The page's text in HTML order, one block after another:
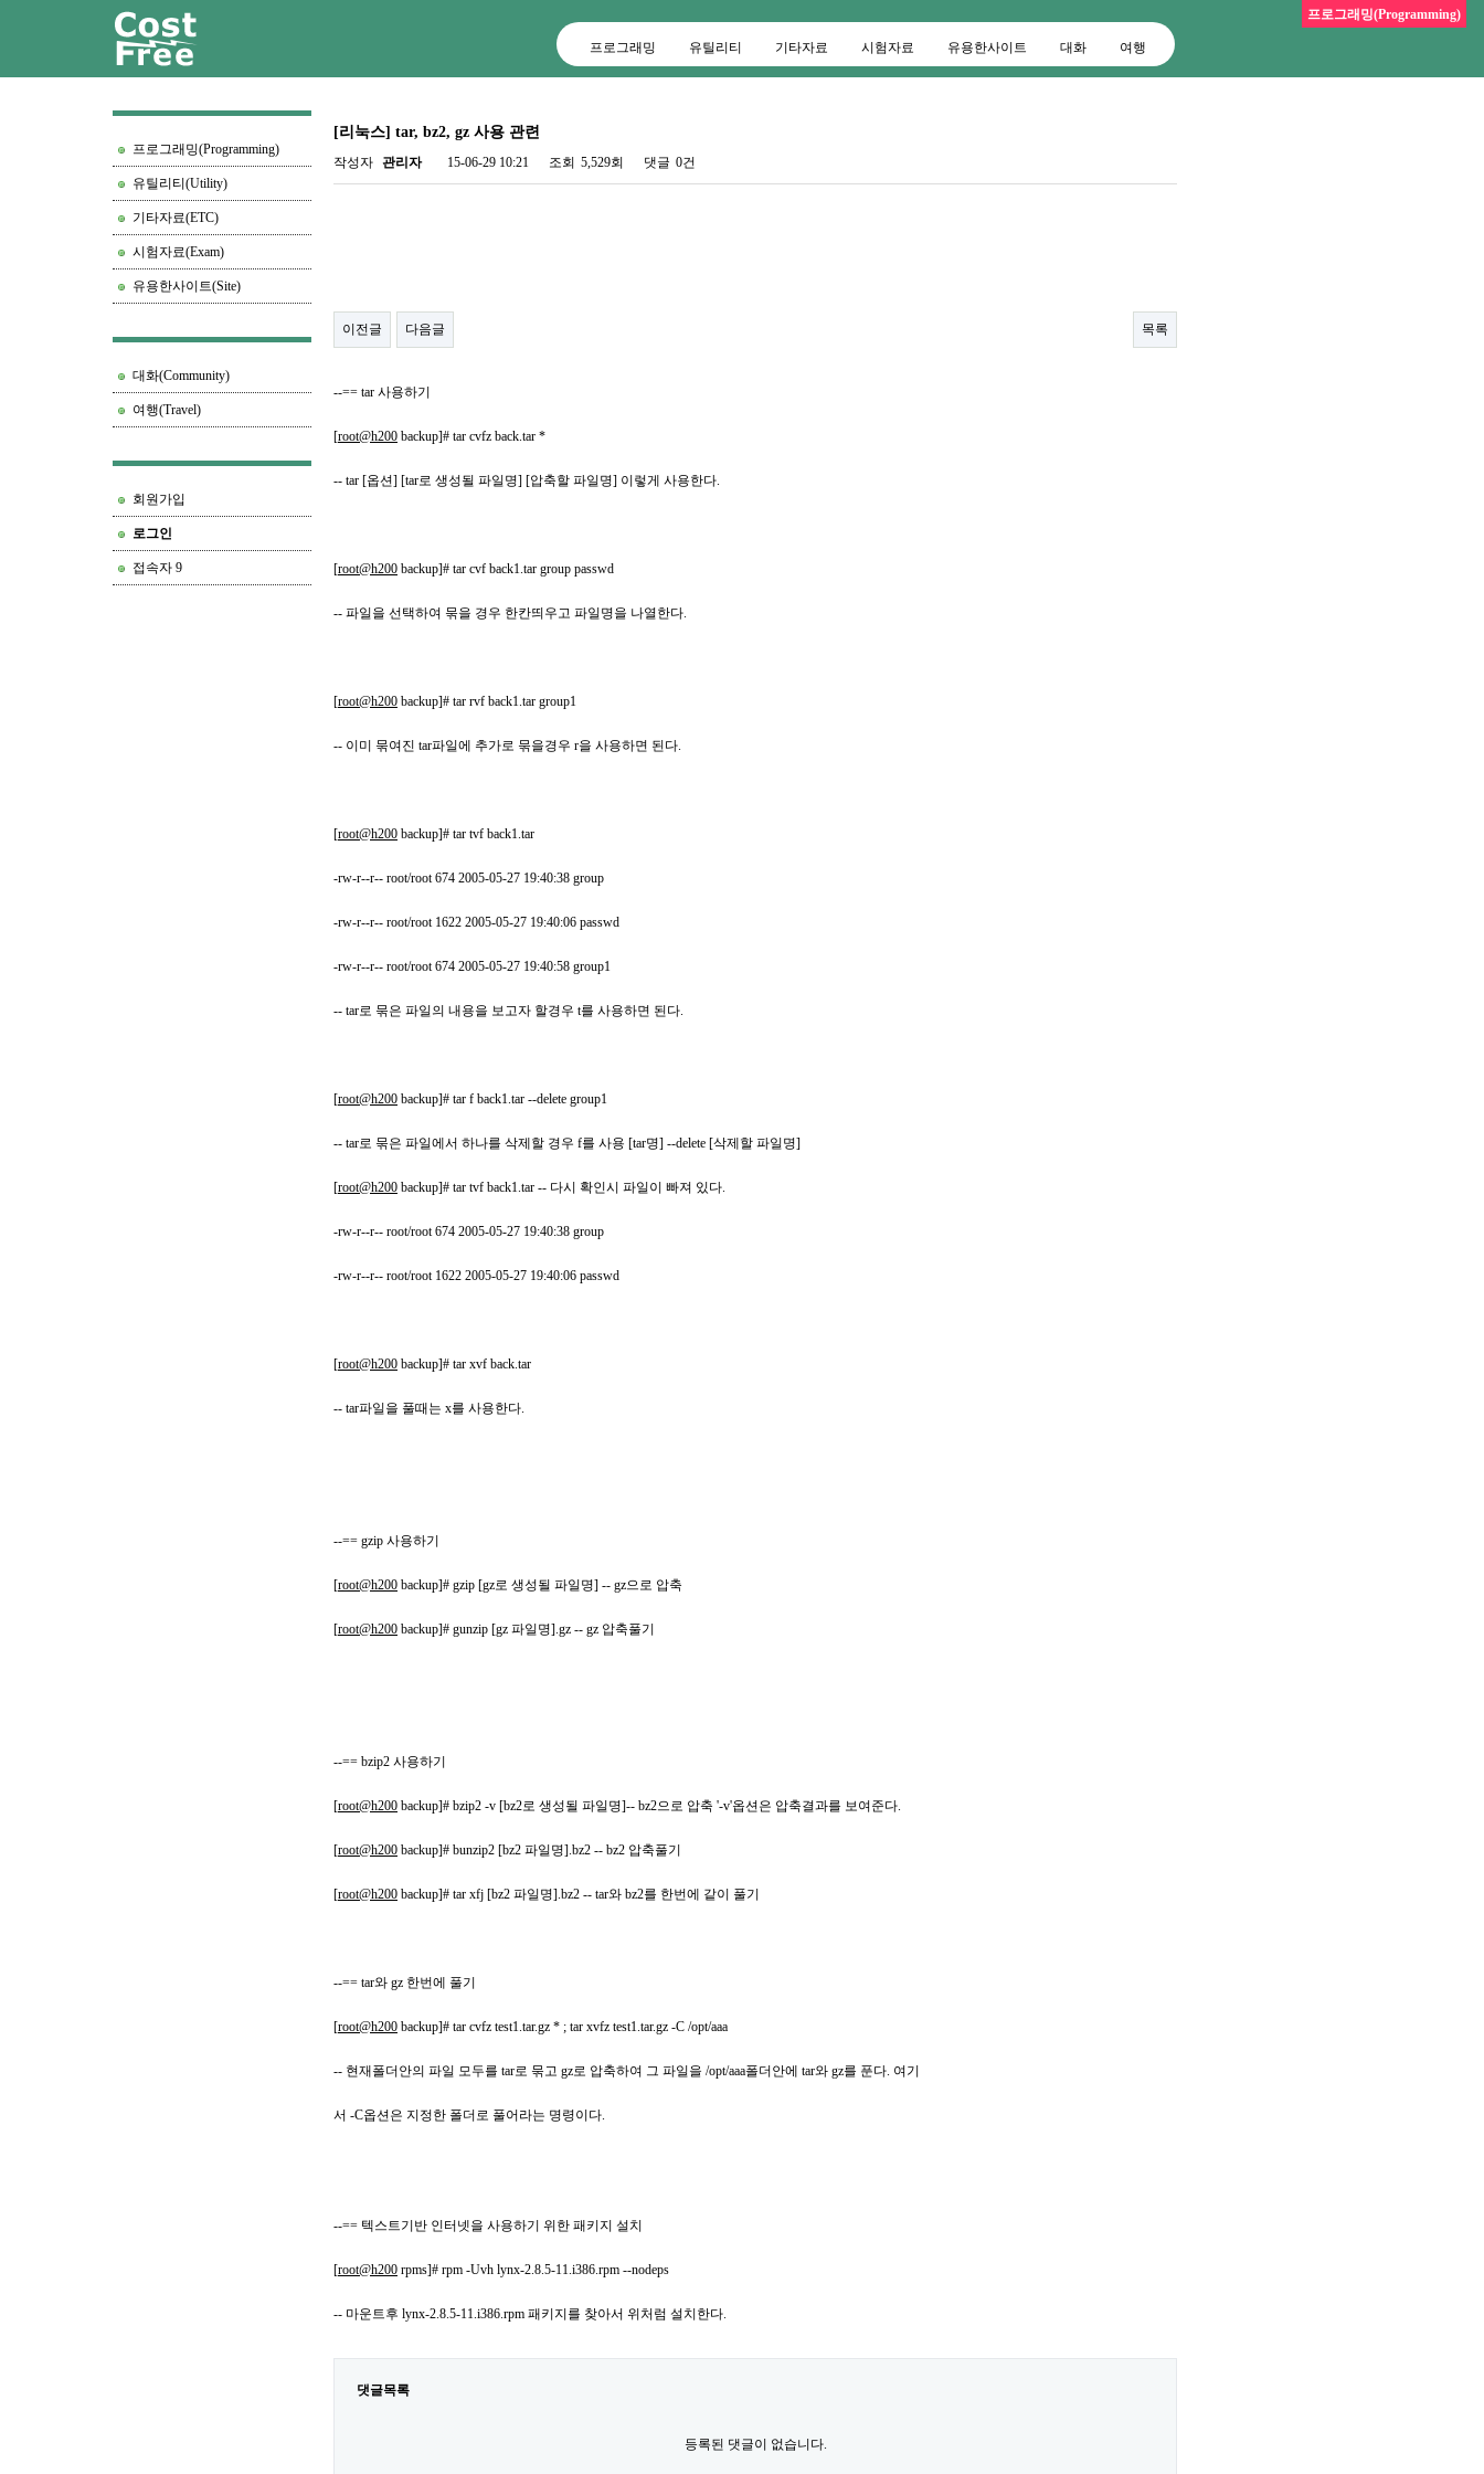
프로그래밍 유틸리티 기타자료 시험자료 유용한사이트 대화 여행
프로그래밍(Programming)
유틸리티(Utility)
기타자료(ETC)
시험자료(Exam)
유용한사이트(Site)
대화(Community)
여행(Travel)
회원가입
로그인
접속자 9
프로그래밍(Programming)
[리눅스] tar, bz2, gz 사용 관련
작성자 관리자 15-06-29 10:21 조회 5,529회 댓글 0건
이전글 다음글 목록
--== tar 사용하기
[root@h200 backup]# tar cvfz back.tar *
-- tar [옵션] [tar로 생성될 파일명] [압축할 파일명] 이렇게 사용한다.
[root@h200 backup]# tar cvf back1.tar group passwd
-- 파일을 선택하여 묶을 경우 한칸띄우고 파일명을 나열한다.
[root@h200 backup]# tar rvf back1.tar group1
-- 이미 묶여진 tar파일에 추가로 묶을경우 r을 사용하면 된다.
[root@h200 backup]# tar tvf back1.tar
-rw-r--r-- root/root 674 2005-05-27 19:40:38 group
-rw-r--r-- root/root 1622 2005-05-27 19:40:06 passwd
-rw-r--r-- root/root 674 2005-05-27 19:40:58 group1
-- tar로 묶은 파일의 내용을 보고자 할경우 t를 사용하면 된다.
[root@h200 backup]# tar f back1.tar --delete group1
-- tar로 묶은 파일에서 하나를 삭제할 경우 f를 사용 [tar명] --delete [삭제할 파일명]
[root@h200 backup]# tar tvf back1.tar -- 다시 확인시 파일이 빠져 있다.
-rw-r--r-- root/root 674 2005-05-27 19:40:38 group
-rw-r--r-- root/root 1622 2005-05-27 19:40:06 passwd
[root@h200 backup]# tar xvf back.tar
-- tar파일을 풀때는 x를 사용한다.
--== gzip 사용하기
[root@h200 backup]# gzip [gz로 생성될 파일명] -- gz으로 압축
[root@h200 backup]# gunzip [gz 파일명].gz -- gz 압축풀기
--== bzip2 사용하기
[root@h200 backup]# bzip2 -v [bz2로 생성될 파일명]-- bz2으로 압축 '-v'옵션은 압축결과를 보여준다.
[root@h200 backup]# bunzip2 [bz2 파일명].bz2 -- bz2 압축풀기
[root@h200 backup]# tar xfj [bz2 파일명].bz2 -- tar와 bz2를 한번에 같이 풀기
--== tar와 gz 한번에 풀기
[root@h200 backup]# tar cvfz test1.tar.gz * ; tar xvfz test1.tar.gz -C /opt/aaa
-- 현재폴더안의 파일 모두를 tar로 묶고 gz로 압축하여 그 파일을 /opt/aaa폴더안에 tar와 gz를 푼다. 여기
서 -C옵션은 지정한 폴더로 풀어라는 명령이다.
--== 텍스트기반 인터넷을 사용하기 위한 패키지 설치
[root@h200 rpms]# rpm -Uvh lynx-2.8.5-11.i386.rpm --nodeps
-- 마운트후 lynx-2.8.5-11.i386.rpm 패키지를 찾아서 위처럼 설치한다.
댓글목록
등록된 댓글이 없습니다.